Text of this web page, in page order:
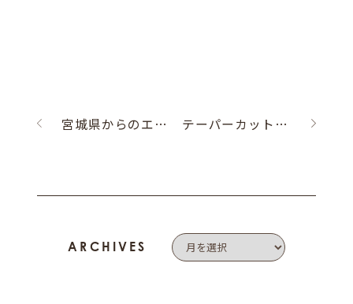
宮城県からのエンゲージリングオーダー テーパーカットのネックレス☆
ARCHIVES